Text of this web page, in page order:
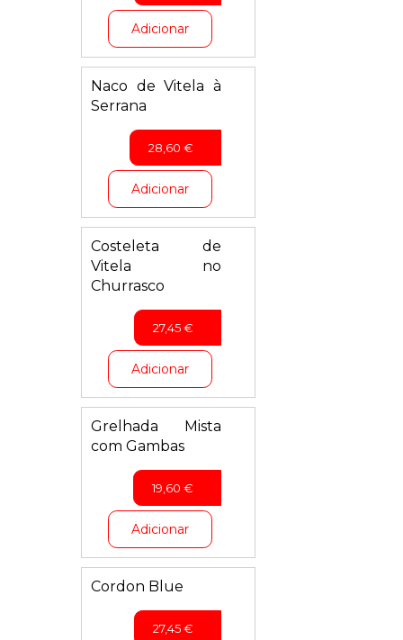
Adicionar
Naco de Vitela à
Serrana
28,60 €
Adicionar
Costeleta de
Vitela no
Churrasco
27,45€
Adicionar
Grelhada Mista
com Gambas
19,60 €
Adicionar
Cordon Blue
27,45€